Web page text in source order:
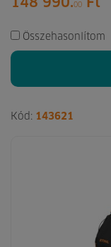
00
Összehasonlítom
Kód: 143621